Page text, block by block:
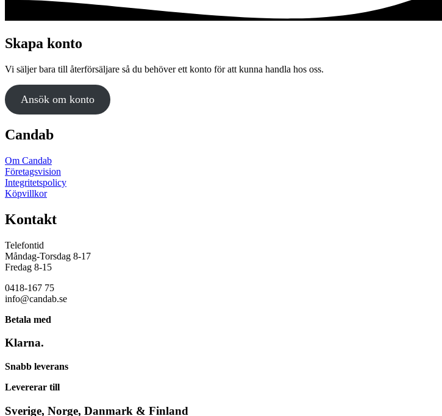
Skapa konto
Vi säljer bara till återförsäljare så du behöver ett konto för att kunna handla hos oss.
Ansök om konto
Candab
Om Candab
Företagsvision
Integritetspolicy
Köpvillkor
Kontakt
Telefontid
Måndag-Torsdag 8-17
Fredag 8-15
0418-167 75
info@candab.se
Betala med
Klarna.
Snabb leverans
Levererar till
Sverige, Norge, Danmark & Finland